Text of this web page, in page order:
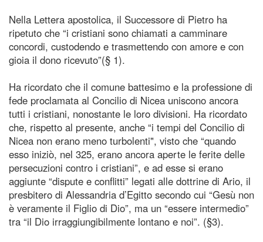
Nella Lettera apostolica, il Successore di Pietro ha
ripetuto che “i cristiani sono chiamati a camminare
concordi, custodendo e trasmettendo con amore e con
gioia il dono ricevuto”(§ 1).
Ha ricordato che il comune battesimo e la professione di
fede proclamata al Concilio di Nicea uniscono ancora
tutti i cristiani, nonostante le loro divisioni. Ha ricordato
che, rispetto al presente, anche “i tempi del Concilio di
Nicea non erano meno turbolenti", visto che “quando
esso iniziò, nel 325, erano ancora aperte le ferite delle
persecuzioni contro i cristiani”, e ad esse si erano
aggiunte “dispute e conflitti” legati alle dottrine di Ario, il
presbitero di Alessandria d’Egitto secondo cui “Gesù non
è veramente il Figlio di Dio”, ma un “essere intermedio”
tra “il Dio irraggiungibilmente lontano e noi”. (§3).